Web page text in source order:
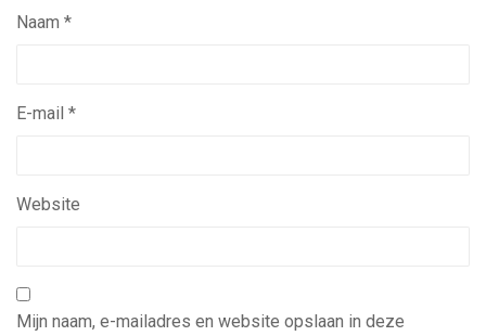
Naam *
E-mail *
Website
Mijn naam, e-mailadres en website opslaan in deze